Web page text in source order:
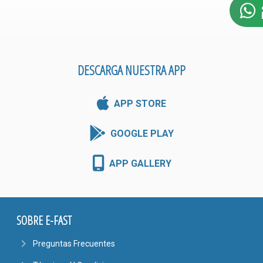
DESCARGA NUESTRA APP
APP STORE
GOOGLE PLAY
APP GALLERY
SOBRE E-FAST
navigate_next Preguntas Frecuentes